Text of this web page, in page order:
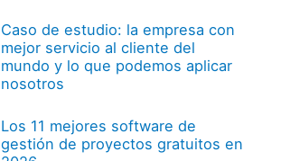
Caso de estudio: la empresa con
mejor servicio al cliente del
mundo y lo que podemos aplicar
nosotros
Los 11 mejores software de
gestión de proyectos gratuitos en